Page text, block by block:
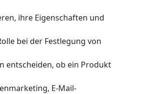
ihre Eigenschaften und
bei der Festlegung von
entscheiden, ob ein Produkt
E-Mail-